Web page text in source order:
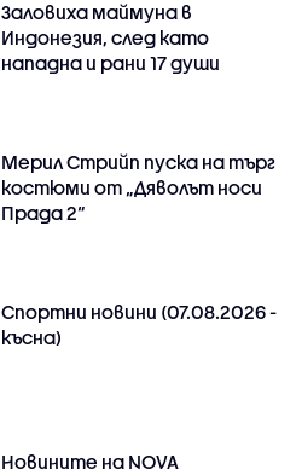
Заловиха маймуна в
Индонезия, след като
нападна и рани 17 души
Мерил Стрийп пуска на търг
костюми от „Дяволът носи
Прада 2“
Спортни новини (07.08.2026 -
късна)
Новините на NOVA